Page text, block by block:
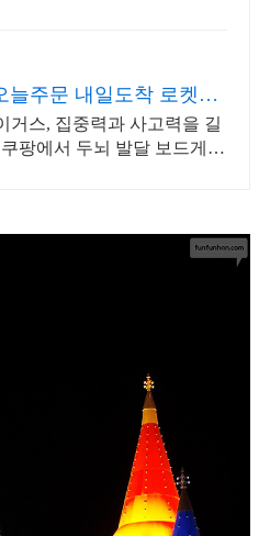
늘주문 내일도착 로켓배
거스, 집중력과 사고력을 길
팡에서 두뇌 발달 보드게임